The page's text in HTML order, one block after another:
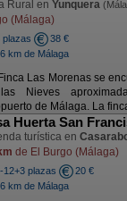
Rural en Yunquera
(Málaga)
plazas
38 €
km de Málaga
Las Morenas se
Nieves
de Málaga. La
Huerta San
turística en
de El Burgo (Málaga)
12+3 plazas
20 €
km de Málaga